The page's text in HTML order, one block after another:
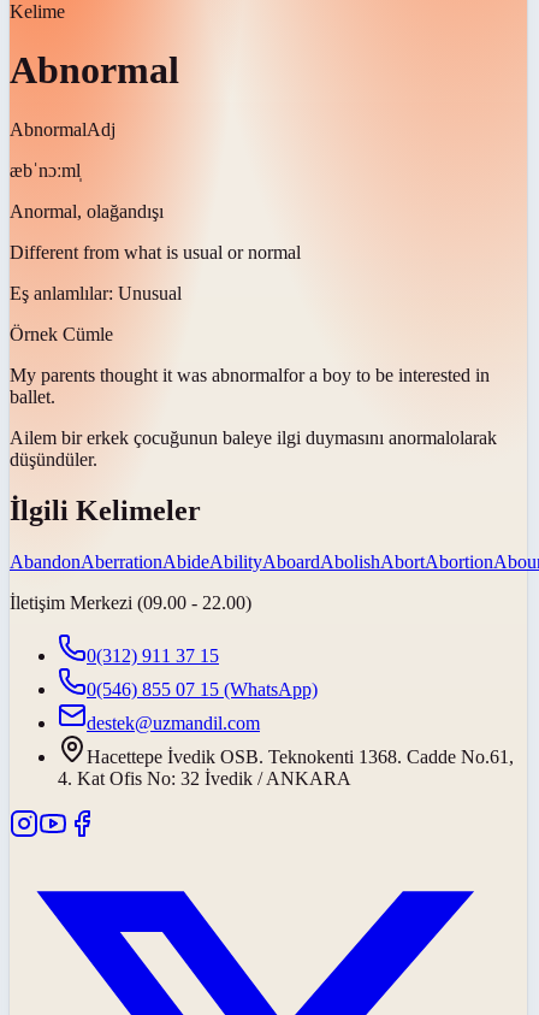
Kelime
Abnormal
AbnormalAdj
æbˈnɔːml̩
Anormal, olağandışı
Different from what is usual or normal
Eş anlamlılar: Unusual
Örnek Cümle
My parents thought it was abnormalfor a boy to be interested in
ballet.
Ailem bir erkek çocuğunun baleye ilgi duymasını anormalolarak
düşündüler.
İlgili Kelimeler
AbandonAberrationAbideAbilityAboardAbolishAbortAbortion
İletişim Merkezi (09.00 - 22.00)
0(312) 911 37 15
0(546) 855 07 15 (WhatsApp)
destek@uzmandil.com
Hacettepe İvedik OSB. Teknokenti 1368. Cadde No.61,
4. Kat Ofis No: 32 İvedik / ANKARA